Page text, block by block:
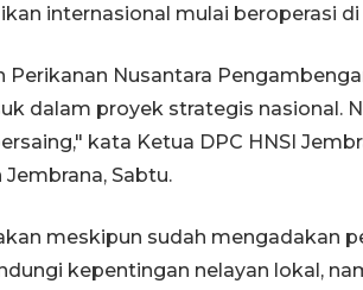
internasional mulai beroperasi
Perikanan Nusantara
dalam proyek strategis nasional.
kata Ketua DPC HNSI
Sabtu.
meskipun sudah mengadakan
kepentingan nelayan lokal,